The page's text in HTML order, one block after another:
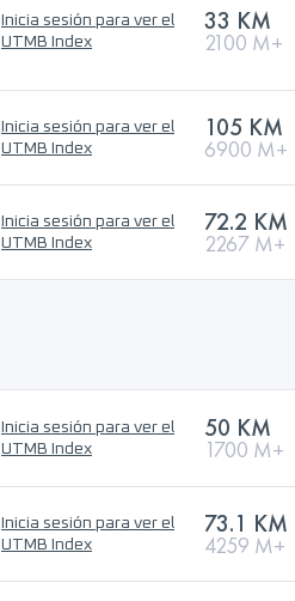
Inicia sesión para ver el
UTMB Index
33 KM
2100 M+
Inicia sesión para ver el
UTMB Index
105 KM
6900 M+
Inicia sesión para ver el
UTMB Index
72.2 KM
2267 M+
Inicia sesión para ver el
UTMB Index
50 KM
1700 M+
Inicia sesión para ver el
UTMB Index
73.1 KM
4259 M+